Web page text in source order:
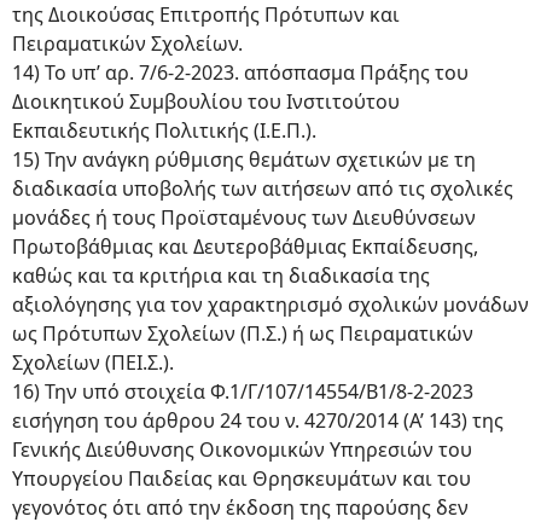
της Διοικούσας Επιτροπής Πρότυπων και
Πειραματικών Σχολείων.
14) Το υπ’ αρ. 7/6-2-2023. απόσπασμα Πράξης του
Διοικητικού Συμβουλίου του Ινστιτούτου
Εκπαιδευτικής Πολιτικής (Ι.Ε.Π.).
15) Την ανάγκη ρύθμισης θεμάτων σχετικών με τη
διαδικασία υποβολής των αιτήσεων από τις σχολικές
μονάδες ή τους Προϊσταμένους των Διευθύνσεων
Πρωτοβάθμιας και Δευτεροβάθμιας Εκπαίδευσης,
καθώς και τα κριτήρια και τη διαδικασία της
αξιολόγησης για τον χαρακτηρισμό σχολικών μονάδων
ως Πρότυπων Σχολείων (Π.Σ.) ή ως Πειραματικών
Σχολείων (ΠΕΙ.Σ.).
16) Την υπό στοιχεία Φ.1/Γ/107/14554/Β1/8-2-2023
εισήγηση του άρθρου 24 του ν. 4270/2014 (Α’ 143) της
Γενικής Διεύθυνσης Οικονομικών Υπηρεσιών του
Υπουργείου Παιδείας και Θρησκευμάτων και του
γεγονότος ότι από την έκδοση της παρούσης δεν